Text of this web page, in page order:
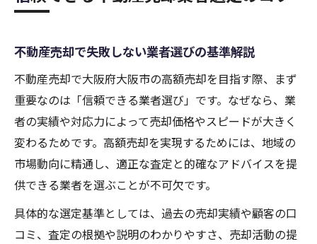
不動産売却で失敗しない業者選びの基準解説
不動産売却で大阪府大阪市の高額売却を目指す際、まず
重要なのは「信頼できる業者選び」です。なぜなら、業
者の実績や対応力によって売却価格やスピードが大きく
変わるためです。高額売却を実現するためには、地域の
市場動向に精通し、適正な査定と的確なアドバイスを提
供できる業者を選ぶことが不可欠です。
具体的な選定基準としては、過去の売却実績や顧客の口
コミ、査定の根拠や説明のわかりやすさ、売却活動の提